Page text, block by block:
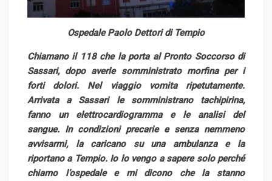
Ospedale Paolo Dettori di Tempio
Chiamano il 118 che la porta al Pronto Soccorso di
Sassari, dopo averle somministrato morfina per i
forti dolori. Nel viaggio vomita ripetutamente.
Arrivata a Sassari le somministrano tachipirina,
fanno un elettrocardiogramma e le analisi del
sangue. In condizioni precarie e senza nemmeno
avvisarmi, la caricano su una ambulanza e la
riportano a Tempio. Io lo vengo a sapere solo perché
chiamo l’ospedale e mi dicono che la stanno